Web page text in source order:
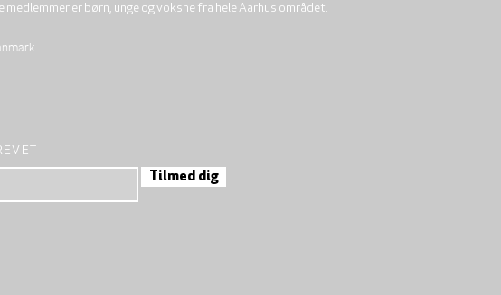
medlemmer er børn, unge og voksne fra hele Aarhus området.
Tilmed dig